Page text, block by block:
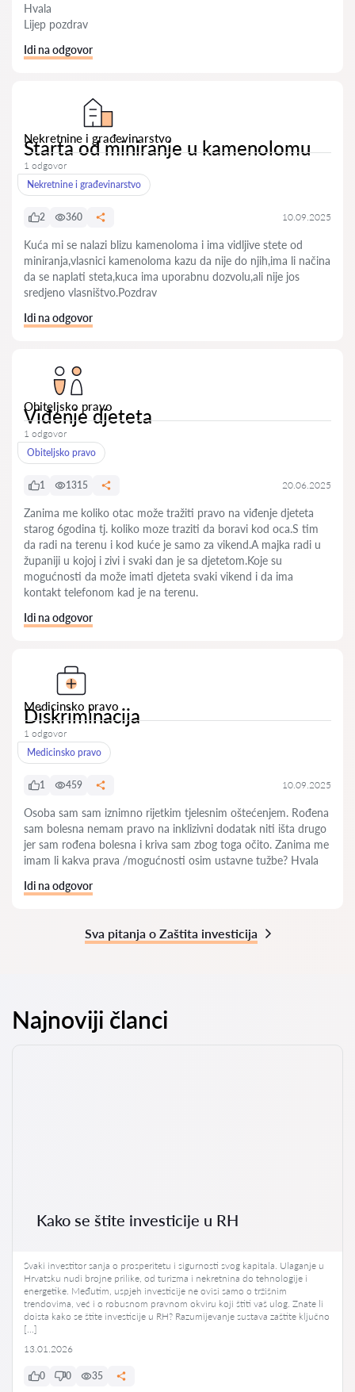
Hvala
Lijep pozdrav
Idi na odgovor
Nekretnine i građevinarstvo
Starta od miniranje u kamenolomu
1 odgovor
Nekretnine i građevinarstvo
2 360 10.09.2025
Kuća mi se nalazi blizu kamenoloma i ima vidljive stete od
miniranja,vlasnici kamenoloma kazu da nije do njih,ima li načina
da se naplati steta,kuca ima uporabnu dozvolu,ali nije jos
sredjeno vlasništvo.Pozdrav
Idi na odgovor
Obiteljsko pravo
Viđenje djeteta
1 odgovor
Obiteljsko pravo
1 1315 20.06.2025
Zanima me koliko otac može tražiti pravo na viđenje djeteta
starog 6godina tj. koliko moze traziti da boravi kod oca.S tim
da radi na terenu i kod kuće je samo za vikend.A majka radi u
županiji u kojoj i zivi i svaki dan je sa djetetom.Koje su
mogućnosti da može imati djeteta svaki vikend i da ima
kontakt telefonom kad je na terenu.
Idi na odgovor
Medicinsko pravo
Diskriminacija
1 odgovor
Medicinsko pravo
1 459 10.09.2025
Osoba sam sam iznimno rijetkim tjelesnim oštećenjem. Rođena
sam bolesna nemam pravo na inklizivni dodatak niti išta drugo
jer sam rođena bolesna i kriva sam zbog toga očito. Zanima me
imam li kakva prava /mogućnosti osim ustavne tužbe? Hvala
Idi na odgovor
Sva pitanja o Zaštita investicija
Najnoviji članci
Kako se štite investicije u RH
Svaki investitor sanja o prosperitetu i sigurnosti svog kapitala. Ulaganje u
Hrvatsku nudi brojne prilike, od turizma i nekretnina do tehnologije i
energetike. Međutim, uspjeh investicije ne ovisi samo o tržišnim
trendovima, već i o robusnom pravnom okviru koji štiti vaš ulog. Znate li
doista kako se štite investicije u RH? Razumijevanje sustava zaštite ključno
[…]
13.01.2026
0 0 35